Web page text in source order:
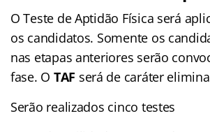
O Teste de Aptidão Física será
os candidatos. Somente os
nas etapas anteriores serão
fase. O TAF será de caráter
Serão realizados cinco testes